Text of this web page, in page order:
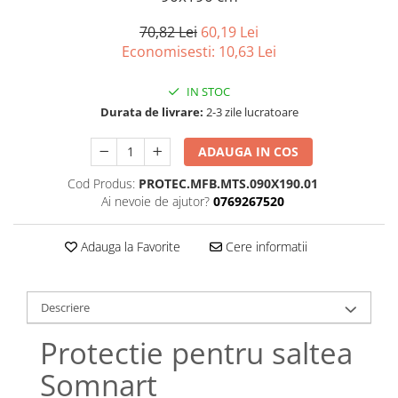
Compatibile cu saltea
200x220cm
Cu elastic
Normal - fara elastic
Culoarea
Neagra
70,82 Lei 60,19 Lei
Economisesti: 10,63 Lei
IN STOC
Durata de livrare: 2-3 zile lucratoare
ADAUGA IN COS
Cod Produs: PROTEC.MFB.MTS.090X190.01
Ai nevoie de ajutor? 0769267520
Adauga la Favorite Cere informatii
Descriere
Protectie pentru saltea
Somnart